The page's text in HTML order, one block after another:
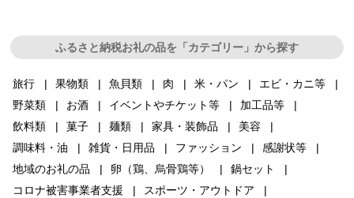
ふるさと納税お礼の品を「カテゴリー」から探す
旅行 果物類 魚貝類 肉 米・パン
エビ・カニ等
野菜類
お酒 イベントやチケット等
加工品等
飲料類
菓子 麺類 家具・装飾品
美容
調味料・油
雑貨・日用品 ファッション
感謝状等
地域のお礼の品
卵（鶏、烏骨鶏等）
鍋セット
コロナ被害事業者支援
スポーツ・アウトドア